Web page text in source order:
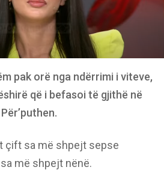
pak orë nga ndërrimi i viteve,
që i befasoi të gjithë në
çift sa më shpejt sepse
më shpejt nënë.